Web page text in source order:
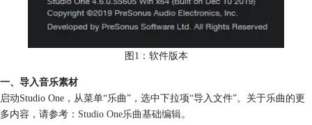
图1：软件版本
一、导入音乐素材
启动Studio One，从菜单“乐曲”，选中下拉项“导入文件”。关于乐曲的更
多内容，请参考： Studio One乐曲基础编辑。